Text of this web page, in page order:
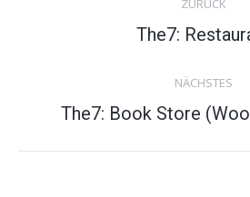
navigation
ZURÜCK
The7:
NÄCHSTES
Next
The7: Book Store